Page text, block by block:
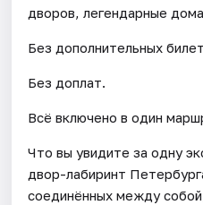
дворов, легендарные
Без дополнительных
Без доплат.
Всё включено в один
Что вы увидите за одну
двор-лабиринт
соединённых между